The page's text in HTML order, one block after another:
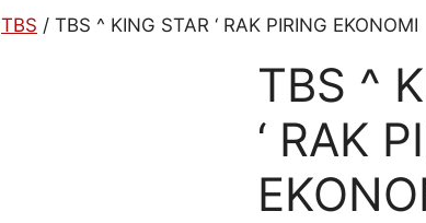
TBS / TBS ^ KING STAR ‘ RAK PIRING EKONOMI
TBS ^
‘ RAK